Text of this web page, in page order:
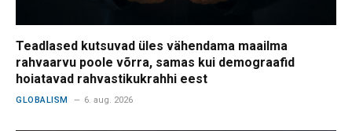
Teadlased kutsuvad üles vähendama maailma
rahvaarvu poole võrra, samas kui demograafid
hoiatavad rahvastikukrahhi eest
GLOBALISM 6. aug. 2026